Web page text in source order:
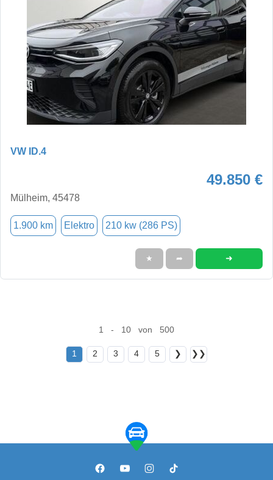
VW ID.4
49.850 €
Mülheim, 45478
1.900 km Elektro 210 kw (286 PS)
★ ➦ ➜
1 - 10 von 500
1 2 3 4 5 ❯ ❯❯